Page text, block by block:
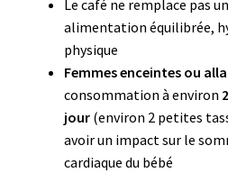
Le café ne remplace pas
alimentation équilibrée,
physique
Femmes enceintes ou
consommation à environ
jour(environ 2 petites
avoir un impact sur le
cardiaque du bébé